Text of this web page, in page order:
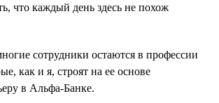
что каждый день здесь не похож
сотрудники остаются в профессии
как и я, строят на ее основе
в Альфа-Банке.